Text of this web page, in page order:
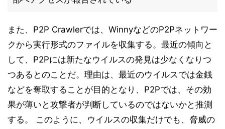
また、P2P Crawlerでは、WinnyなどのP2Pネットワー
クから実行形式のファイルを収集する。最近の傾向と
して、P2Pには新たなウイルスの発見は少なくなりつ
つあるとのことだ。理由は、最近のウイルスでは金銭
などを奪取することが目的となり、P2Pでは、その効
果が薄いと攻撃者が判断しているのではないかと推測
する。 このように、ウイルスの収集だけでも、脅威の